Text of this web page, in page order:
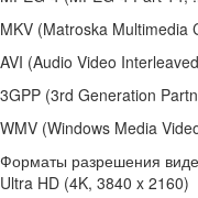
MKV (Matroska Multimedia
AVI (Audio Video
3GPP (3rd Generation
WMV (Windows Media
Форматы разрешения
Ultra HD (4K, 3840 x 2160)